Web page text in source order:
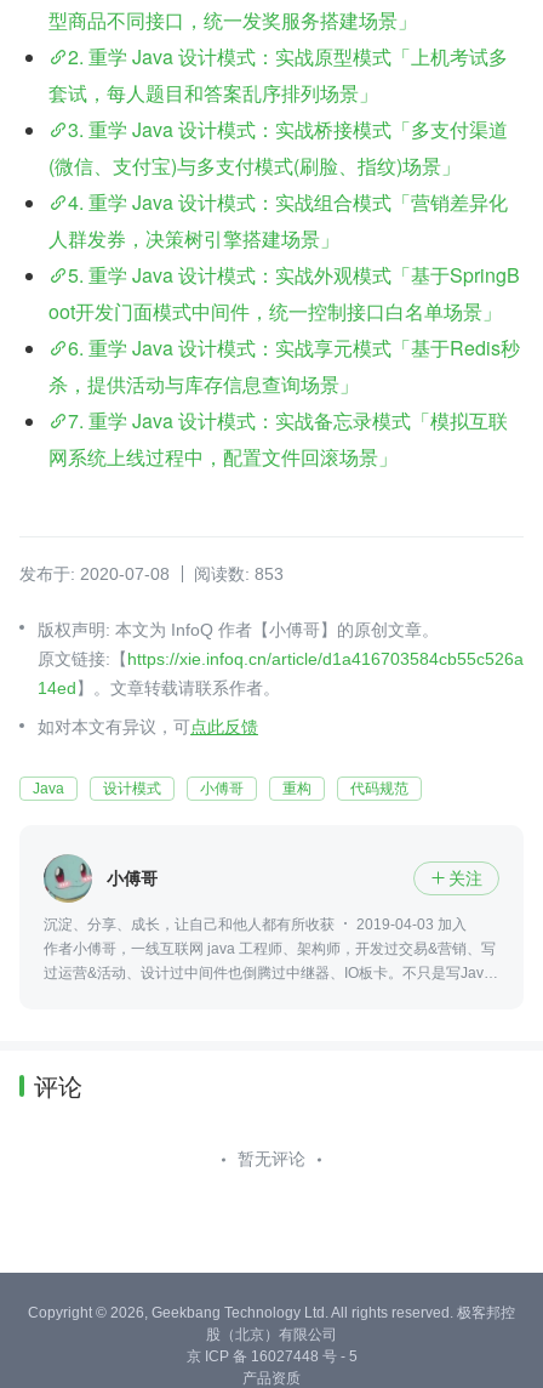
型商品不同接口，统一发奖服务搭建场景」
2. 重学 Java 设计模式：实战原型模式「上机考试多
套试，每人题目和答案乱序排列场景」
3. 重学 Java 设计模式：实战桥接模式「多支付渠道
(微信、支付宝)与多支付模式(刷脸、指纹)场景」
4. 重学 Java 设计模式：实战组合模式「营销差异化
人群发券，决策树引擎搭建场景」
5. 重学 Java 设计模式：实战外观模式「基于SpringB
oot开发门面模式中间件，统一控制接口白名单场景」
6. 重学 Java 设计模式：实战享元模式「基于Redis秒
杀，提供活动与库存信息查询场景」
7. 重学 Java 设计模式：实战备忘录模式「模拟互联
网系统上线过程中，配置文件回滚场景」
发布于: 2020-07-08 阅读数: 853
版权声明: 本文为 InfoQ 作者【小傅哥】的原创文章。
原文链接:【https://xie.infoq.cn/article/d1a416703584cb55c526a
14ed】。文章转载请联系作者。
如对本文有异议，可点此反馈
Java 设计模式 小傅哥 重构 代码规范
小傅哥  关注
沉淀、分享、成长，让自己和他人都有所收获
2019-04-03 加入
作者小傅哥，一线互联网 java 工程师、架构师，开发过交易&营销、写
过运营&活动、设计过中间件也倒腾过中继器、IO板卡。不只是写Java
评论
暂无评论
Copyright © 2026, Geekbang Technology Ltd. All rights reserved. 极客邦控
股（北京）有限公司
京 ICP 备 16027448 号 - 5
产品资质